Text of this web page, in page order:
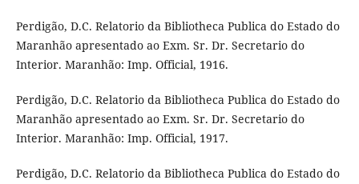
Perdigão, D.C. Relatorio da Bibliotheca Publica do Estado do
Maranhão apresentado ao Exm. Sr. Dr. Secretario do
Interior. Maranhão: Imp. Official, 1916.
Perdigão, D.C. Relatorio da Bibliotheca Publica do Estado do
Maranhão apresentado ao Exm. Sr. Dr. Secretario do
Interior. Maranhão: Imp. Official, 1917.
Perdigão, D.C. Relatorio da Bibliotheca Publica do Estado do